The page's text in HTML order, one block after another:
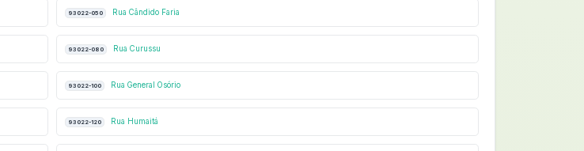
93022-050 Rua Cândido Faria
93022-080 Rua Curussu
93022-100 Rua General Osório
93022-120 Rua Humaitá